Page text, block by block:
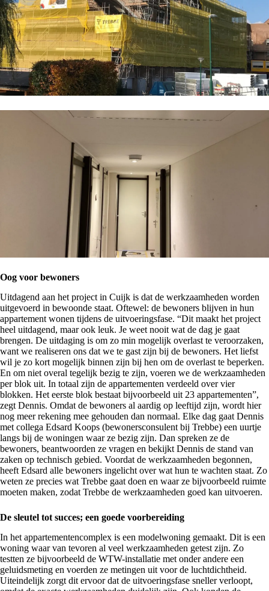
Oog voor bewoners
Uitdagend aan het project in Cuijk is dat de werkzaamheden worden
uitgevoerd in bewoonde staat. Oftewel: de bewoners blijven in hun
appartement wonen tijdens de uitvoeringsfase. “Dit maakt het project
heel uitdagend, maar ook leuk. Je weet nooit wat de dag je gaat
brengen. De uitdaging is om zo min mogelijk overlast te veroorzaken,
want we realiseren ons dat we te gast zijn bij de bewoners. Het liefst
wil je zo kort mogelijk binnen zijn bij hen om de overlast te beperken.
En om niet overal tegelijk bezig te zijn, voeren we de werkzaamheden
per blok uit. In totaal zijn de appartementen verdeeld over vier
blokken. Het eerste blok bestaat bijvoorbeeld uit 23 appartementen”,
zegt Dennis. Omdat de bewoners al aardig op leeftijd zijn, wordt hier
nog meer rekening mee gehouden dan normaal. Elke dag gaat Dennis
met collega Edsard Koops (bewonersconsulent bij Trebbe) een uurtje
langs bij de woningen waar ze bezig zijn. Dan spreken ze de
bewoners, beantwoorden ze vragen en bekijkt Dennis de stand van
zaken op technisch gebied. Voordat de werkzaamheden begonnen,
heeft Edsard alle bewoners ingelicht over wat hun te wachten staat. Zo
weten ze precies wat Trebbe gaat doen en waar ze bijvoorbeeld ruimte
moeten maken, zodat Trebbe de werkzaamheden goed kan uitvoeren.
De sleutel tot succes; een goede voorbereiding
In het appartementencomplex is een modelwoning gemaakt. Dit is een
woning waar van tevoren al veel werkzaamheden getest zijn. Zo
testten ze bijvoorbeeld de WTW-installatie met onder andere een
geluidsmeting en voerden ze metingen uit voor de luchtdichtheid.
Uiteindelijk zorgt dit ervoor dat de uitvoeringsfase sneller verloopt,